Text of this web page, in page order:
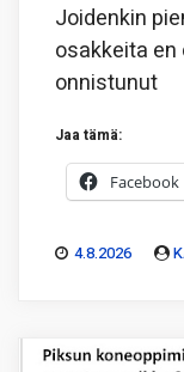
Joidenkin
osakkeita
onnistunut
Jaa tämä:
Facebook
4.8.2026